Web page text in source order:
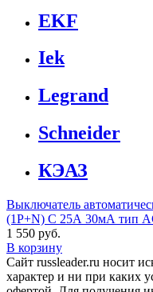
EKF
Iek
Legrand
Schneider
КЭАЗ
Выключатель
(1P+N) C 25А 30мА тип
1 550 руб.
В корзину
Сайт russleader.ru носит
характер и ни при каких